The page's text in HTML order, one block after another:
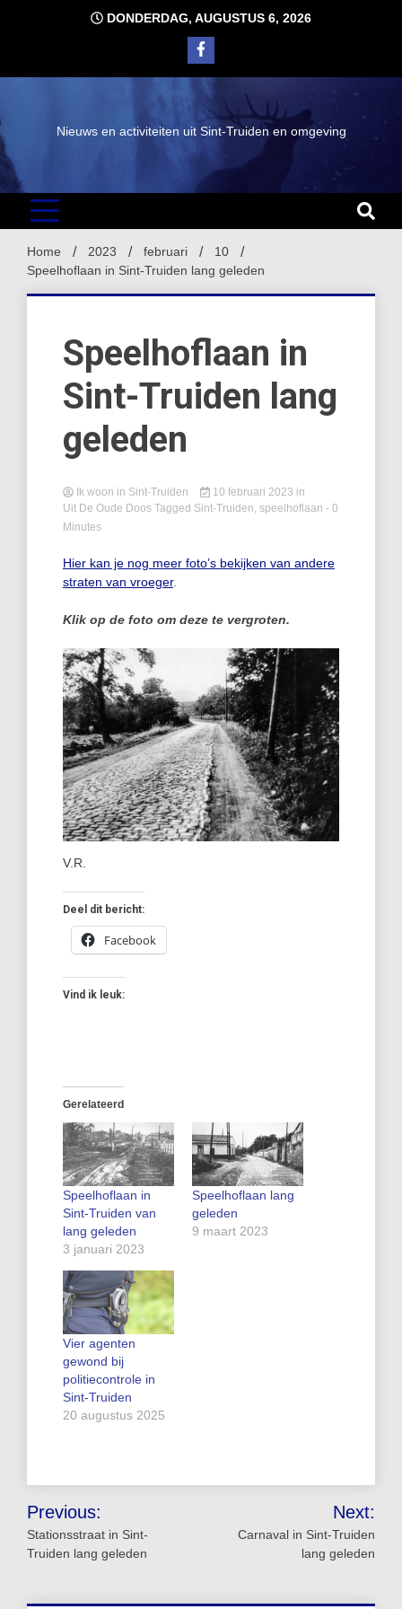
DONDERDAG, AUGUSTUS 6, 2026
Nieuws en activiteiten uit Sint-Truiden en omgeving
Home 2023 februari
10
Speelhoflaan in Sint-Truiden lang geleden
Speelhoflaan in
Sint-Truiden lang
geleden
Ik woon in Sint-Truiden 10 februari 2023 in
Uit De Oude Doos Tagged Sint-Truiden, speelhoflaan - 0
Minutes
Hier kan je nog meer foto’s bekijken van andere
straten van vroeger.
Klik op de foto om deze te vergroten.
V.R.
Deel dit bericht:
Facebook
Vind ik leuk:
Gerelateerd
Speelhoflaan in
Sint-Truiden van
lang geleden
3 januari 2023
Speelhoflaan lang
geleden
9 maart 2023
Vier agenten
gewond bij
politiecontrole in
Sint-Truiden
20 augustus 2025
Bericht
navigatie
Previous:
Stationsstraat in Sint-
Truiden lang geleden
Next:
Carnaval in Sint-Truiden
lang geleden